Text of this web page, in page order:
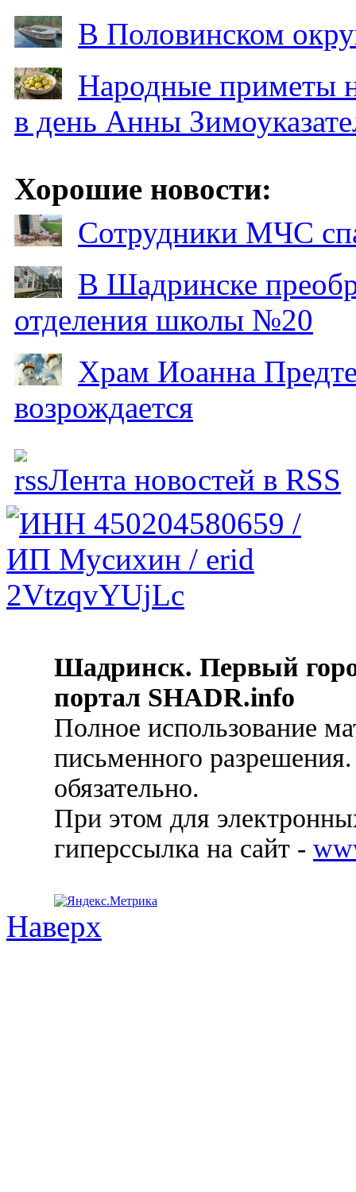
В Половинском
Народные приметы
в день Анны
Хорошие новости:
Сотрудники МЧС
В Шадринске
отделения школы №20
Храм Иоанна
возрождается
Лента новостей в RSS
Шадринск. Первый
портал SHADR.info
Полное использование
письменного
обязательно.
При этом для
гиперссылка на сайт -
Наверх